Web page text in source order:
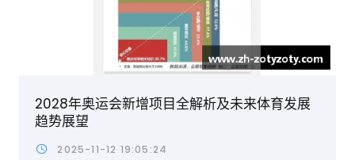
2028年奥运会新增项目全解析及未来体育发展
趋势展望
2025-11-12 19:05:24